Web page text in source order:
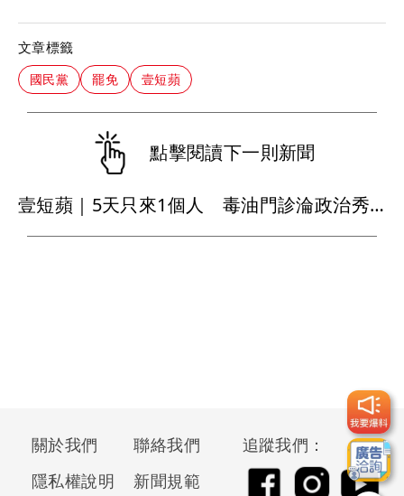
文章標籤
國民黨 罷免 壹短蘋
點擊閱讀下一則新聞
壹短蘋｜5天只來1個人 毒油門診淪政治秀誰買單？
關於我們
聯絡我們
隱私權說明
新聞規範
追蹤我們：